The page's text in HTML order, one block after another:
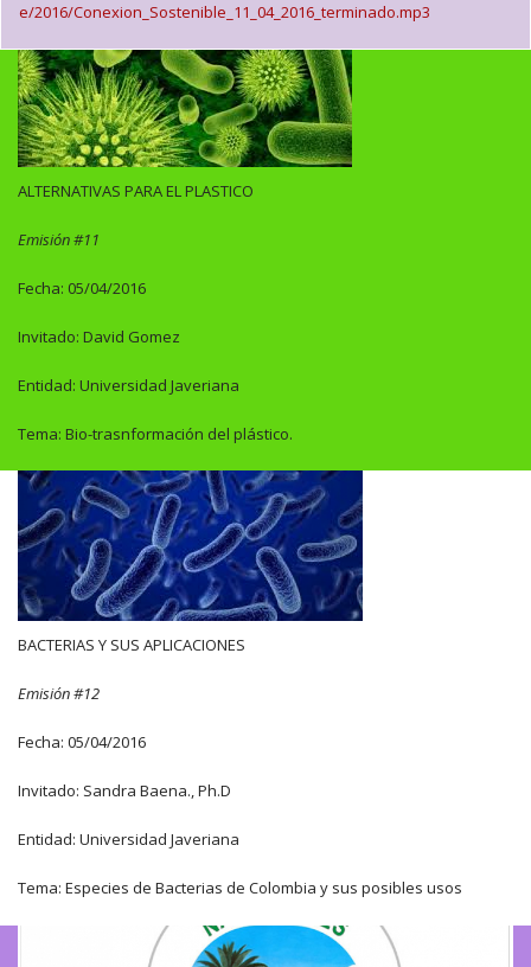
e/2016/Conexion_Sostenible_11_04_2016_terminado.mp3
ALTERNATIVAS PARA EL PLASTICO
Emisión #11
Fecha: 05/04/2016
Invitado: David Gomez
Entidad: Universidad Javeriana
Tema: Bio-trasnformación del plástico.
BACTERIAS Y SUS APLICACIONES
Emisión #12
Fecha: 05/04/2016
Invitado: Sandra Baena., Ph.D
Entidad: Universidad Javeriana
Tema: Especies de Bacterias de Colombia y sus posibles usos